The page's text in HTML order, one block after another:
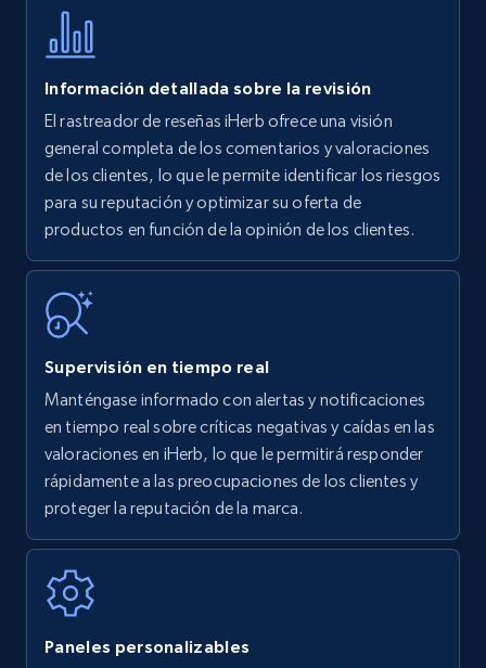
Amazon products - find products by using
upc numbers
Title, Seller name, Brand, Description, Initial
price, Currency, Availability, Reviews count, and
35.2K+
Amazon Reviews
URL, Product name, Product rating, Product
rating object, Product rating max, Rating,
Author name, Asin, and more.
Información detallada sobre la revisión
El rastreador de reseñas iHerb ofrece una visión
general completa de los comentarios y valoraciones
de los clientes, lo que le permite identificar los riesgos
para su reputación y optimizar su oferta de
productos en función de la opinión de los clientes.
Supervisión en tiempo real
Manténgase informado con alertas y notificaciones
en tiempo real sobre críticas negativas y caídas en las
valoraciones en iHerb, lo que le permitirá responder
rápidamente a las preocupaciones de los clientes y
proteger la reputación de la marca.
Paneles personalizables